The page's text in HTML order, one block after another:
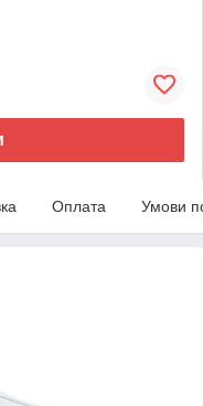
Оплата Умови